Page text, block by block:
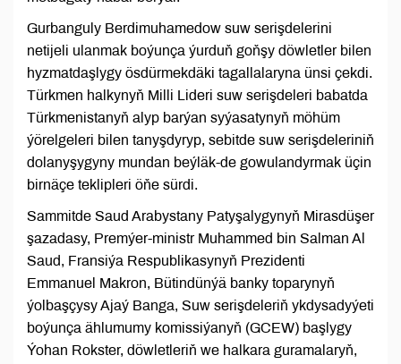
Gurbanguly Berdimuhamedow suw serişdelerini
netijeli ulanmak boýunça ýurduň goňşy döwletler bilen
hyzmatdaşlygy ösdürmekdäki tagallalaryna ünsi çekdi.
Türkmen halkynyň Milli Lideri suw serişdeleri babatda
Türkmenistanyň alyp barýan syýasatynyň möhüm
ýörelgeleri bilen tanyşdyryp, sebitde suw serişdeleriniň
dolanyşygyny mundan beýläk-de gowulandyrmak üçin
birnäçe teklipleri öňe sürdi.
Sammitde Saud Arabystany Patyşalygynyň Mirasdüşer
şazadasy, Premýer-ministr Muhammed bin Salman Al
Saud, Fransiýa Respublikasynyň Prezidenti
Emmanuel Makron, Bütindünýä banky toparynyň
ýolbaşçysy Ajaý Banga, Suw serişdeleriň ykdysadyýeti
boýunça ählumumy komissiýanyň (GCEW) başlygy
Ýohan Rokster, döwletleriň we halkara guramalaryň,